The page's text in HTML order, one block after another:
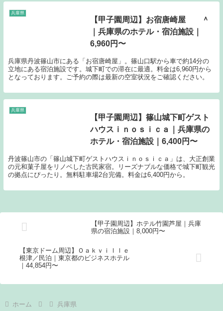
兵庫県
【甲子園周辺】お宿唐崎屋 ＾
｜兵庫県のホテル・宿泊施設｜
6,960円〜
兵庫県丹波篠山市にある「お宿唐崎屋」。篠山口駅から車で約14分の
立地にある宿泊施設です。城下町での滞在に最適。料金は6,960円から
となっております。ご予約の際は最新の空室状況をご確認ください。
兵庫県
【甲子園周辺】篠山城下町ゲスト
ハウスｉｎｏｓｉｃａ｜兵庫県の
ホテル・宿泊施設｜6,400円〜
丹波篠山市の「篠山城下町ゲストハウスｉｎｏｓｉｃａ」は、大正創業
の元和菓子屋をリノベした古民家宿。リーズナブルな価格で城下町観光
の拠点にぴったり。無料駐車場2台完備。料金は6,400円から。
【甲子園周辺】ホテル竹園芦屋｜兵庫
県の宿泊施設｜8,000円〜
【東京ドーム周辺】Ｏａｋｖｉｌｌｅ
根津／民泊｜東京都のビジネスホテル
｜44,854円〜
ホーム 兵庫県